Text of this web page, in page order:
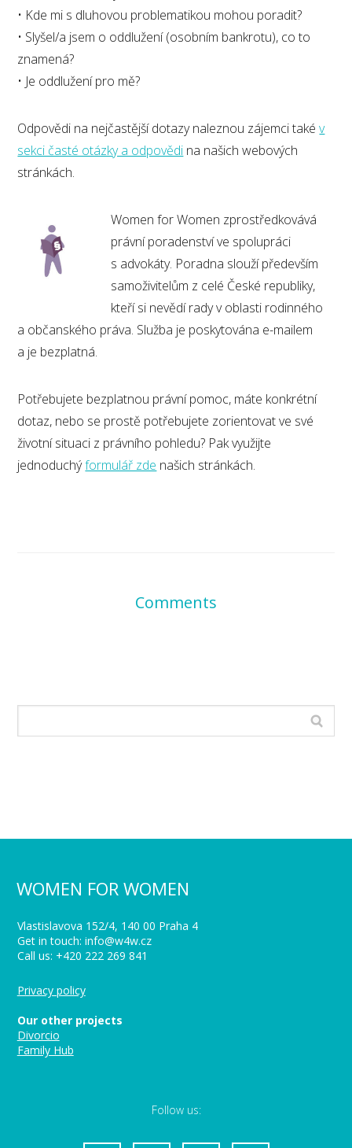
• Kde mi s dluhovou problematikou mohou poradit?
• Slyšel/a jsem o oddlužení (osobním bankrotu), co to
znamená?
• Je oddlužení pro mě?
Odpovědi na nejčastější dotazy naleznou zájemci takév
sekci časté otázky a odpovědi na našich webových
stránkách.
Women for Women zprostředkovává
právní poradenství ve spolupráci
s advokáty. Poradna slouží především
samoživitelům z celé České republiky,
kteří si nevědí rady v oblasti rodinného
a občanského práva. Služba je poskytována e-mailem
a je bezplatná.
Potřebujete bezplatnou právní pomoc, máte konkrétní
dotaz, nebo se prostě potřebujete zorientovat ve své
životní situaci z právního pohledu? Pak využijte
jednoduchýformulář zde našich stránkách.
Comments
WOMEN FOR WOMEN
Vlastislavova 152/4, 140 00 Praha 4
Get in touch: info@w4w.cz
Call us: +420 222 269 841
Privacy policy
Our other projects
Divorcio
Family Hub
Follow us: